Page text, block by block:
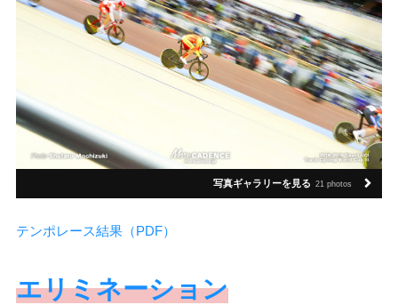
写真ギャラリーを見る 21 photos
テンポレース結果（PDF）
エリミネーション